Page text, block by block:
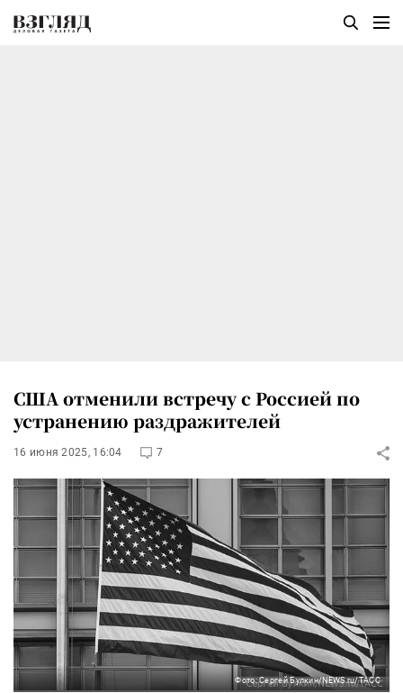
США отменили встречу с Россией по
устранению раздражителей
16 июня 2025, 16:04 7
Фото: Сергей Булкин/NEWS.ru/ТАСС